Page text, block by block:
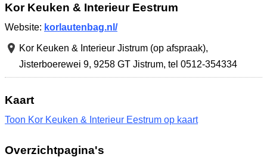
Kor Keuken & Interieur Eestrum
Website: korlautenbag.nl/
Kor Keuken & Interieur Jistrum (op afspraak),
Jisterboerewei 9, 9258 GT Jistrum, tel 0512-354334
Kaart
Toon Kor Keuken & Interieur Eestrum op kaart
Overzichtpagina's